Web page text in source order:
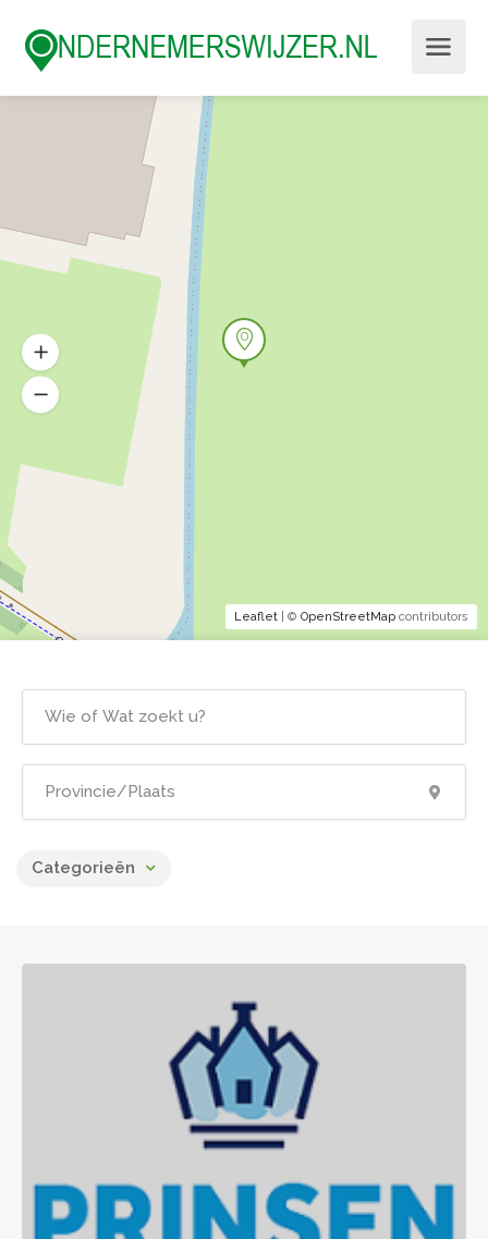
Categorieën
Leaflet | © OpenStreetMap contributors